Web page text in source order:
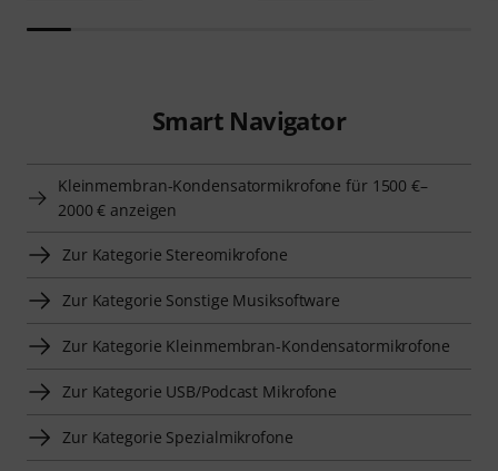
Smart Navigator
Kleinmembran-Kondensatormikrofone für 1500 €–
2000 € anzeigen
Zur Kategorie Stereomikrofone
Zur Kategorie Sonstige Musiksoftware
Zur Kategorie Kleinmembran-Kondensatormikrofone
Zur Kategorie USB/Podcast Mikrofone
Zur Kategorie Spezialmikrofone